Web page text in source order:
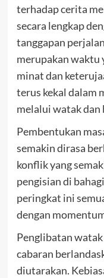
terhadap cerita
secara lengkap
tanggapan
merupakan waktu
minat dan
terus kekal dalam
melalui watak dan
Pembentukan
semakin dirasa
konflik yang
pengisian di
peringkat ini
dengan
Penglibatan
cabaran
diutarakan.